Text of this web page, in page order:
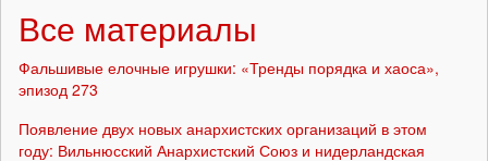
Все материалы
Фальшивые елочные игрушки: «Тренды порядка и хаоса»,
эпизод 273
Появление двух новых анархистских организаций в этом
году: Вильнюсский Анархистский Союз и нидерландская